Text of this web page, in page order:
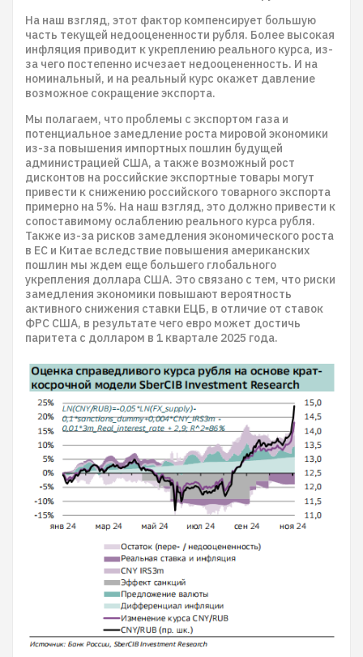
На наш взгляд, этот фактор компенсирует большую
часть текущей недооцененности рубля. Более высокая
инфляция приводит к укреплению реального курса, из-
за чего постепенно исчезает недооцененность. И на
номинальный, и на реальный курс окажет давление
возможное сокращение экспорта.
Мы полагаем, что проблемы с экспортом газа и
потенциальное замедление роста мировой экономики
из-за повышения импортных пошлин будущей
администрацией США, а также возможный рост
дисконтов на российские экспортные товары могут
привести к снижению российского товарного экспорта
примерно на 5%. На наш взгляд, это должно привести к
сопоставимому ослаблению реального курса рубля.
Также из-за рисков замедления экономического роста
в ЕС и Китае вследствие повышения американских
пошлин мы ждем еще большего глобального
укрепления доллара США. Это связано с тем, что риски
замедления экономики повышают вероятность
активного снижения ставки ЕЦБ, в отличие от ставок
ФРС США, в результате чего евро может достичь
паритета с долларом в 1 квартале 2025 года.